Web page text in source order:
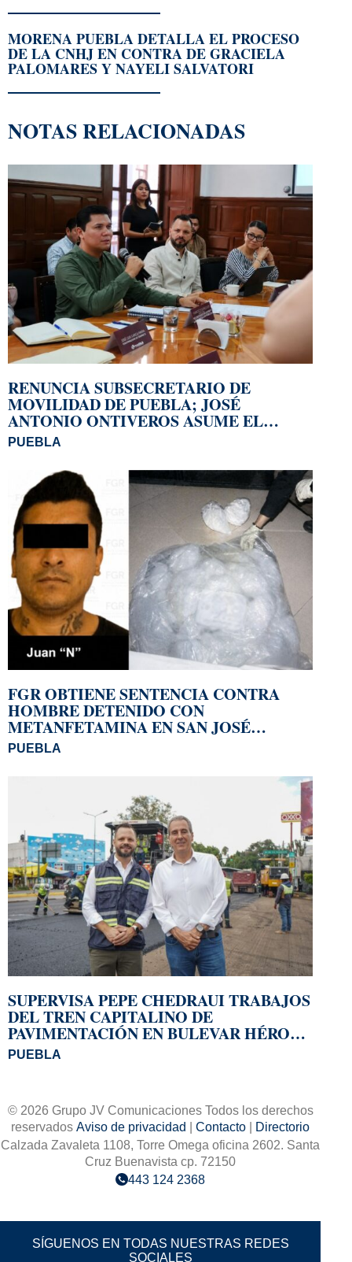
MORENA PUEBLA DETALLA EL PROCESO
DE LA CNHJ EN CONTRA DE GRACIELA
PALOMARES Y NAYELI SALVATORI
NOTAS RELACIONADAS
RENUNCIA SUBSECRETARIO DE
MOVILIDAD DE PUEBLA; JOSÉ
ANTONIO ONTIVEROS ASUME EL
CARGO
PUEBLA
FGR OBTIENE SENTENCIA CONTRA
HOMBRE DETENIDO CON
METANFETAMINA EN SAN JOSÉ
MIAHUATLÁN
PUEBLA
SUPERVISA PEPE CHEDRAUI TRABAJOS
DEL TREN CAPITALINO DE
PAVIMENTACIÓN EN BULEVAR HÉROES
DEL 5 DE MAYO
PUEBLA
© 2026 Grupo JV Comunicaciones Todos los derechos
reservados Aviso de privacidad Contacto
Directorio
Calzada Zavaleta 1108, Torre Omega oficina 2602. Santa
Cruz Buenavista cp. 72150
443 124 2368
SÍGUENOS EN TODAS NUESTRAS REDES
SOCIALES